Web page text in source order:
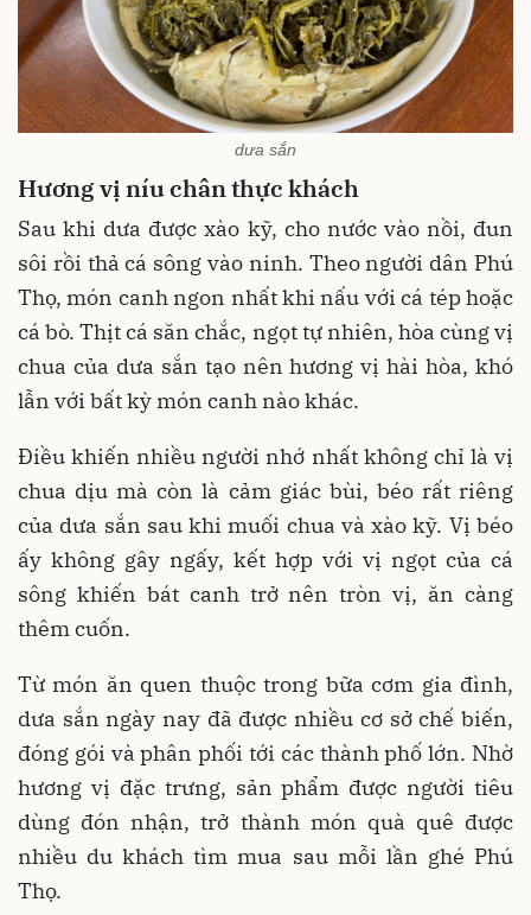
dưa sắn
Hương vị níu chân thực khách
Sau khi dưa được xào kỹ, cho nước vào nồi, đun
sôi rồi thả cá sông vào ninh. Theo người dân Phú
Thọ, món canh ngon nhất khi nấu với cá tép hoặc
cá bò. Thịt cá săn chắc, ngọt tự nhiên, hòa cùng vị
chua của dưa sắn tạo nên hương vị hài hòa, khó
lẫn với bất kỳ món canh nào khác.
Điều khiến nhiều người nhớ nhất không chỉ là vị
chua dịu mà còn là cảm giác bùi, béo rất riêng
của dưa sắn sau khi muối chua và xào kỹ. Vị béo
ấy không gây ngấy, kết hợp với vị ngọt của cá
sông khiến bát canh trở nên tròn vị, ăn càng
thêm cuốn.
Từ món ăn quen thuộc trong bữa cơm gia đình,
dưa sắn ngày nay đã được nhiều cơ sở chế biến,
đóng gói và phân phối tới các thành phố lớn. Nhờ
hương vị đặc trưng, sản phẩm được người tiêu
dùng đón nhận, trở thành món quà quê được
nhiều du khách tìm mua sau mỗi lần ghé Phú
Thọ.